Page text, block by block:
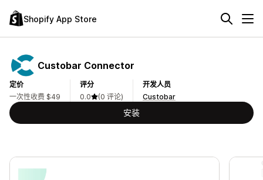
Shopify App Store
Custobar Connector
定价
一次性收费 $49
评分
0.0
(0 评论)
开发人员
Custobar
安装